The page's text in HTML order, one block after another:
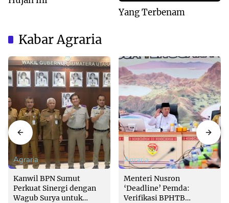
Yang Terbenam
Kabar Agraria
Agraria
Kanwil BPN Sumut
Perkuat Sinergi dengan
Wagub Surya untuk
Agraria
Menteri Nusron
‘Deadline’ Pemda:
Verifikasi BPHTB